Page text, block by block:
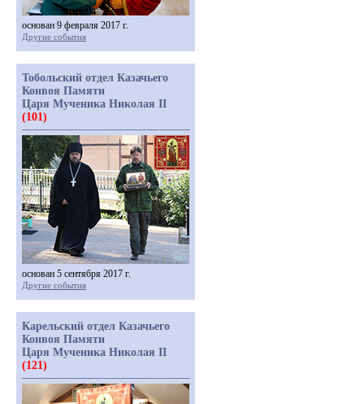
основан 9 февраля 2017 г.
Другие события
Тобольский отдел Казачьего
Конвоя Памяти
Царя Мученика Николая II
(101)
основан 5 сентября 2017 г.
Другие события
Карельский отдел Казачьего
Конвоя Памяти
Царя Мученика Николая II
(121)